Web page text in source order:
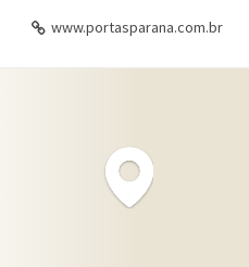
www.portasparana.com.br